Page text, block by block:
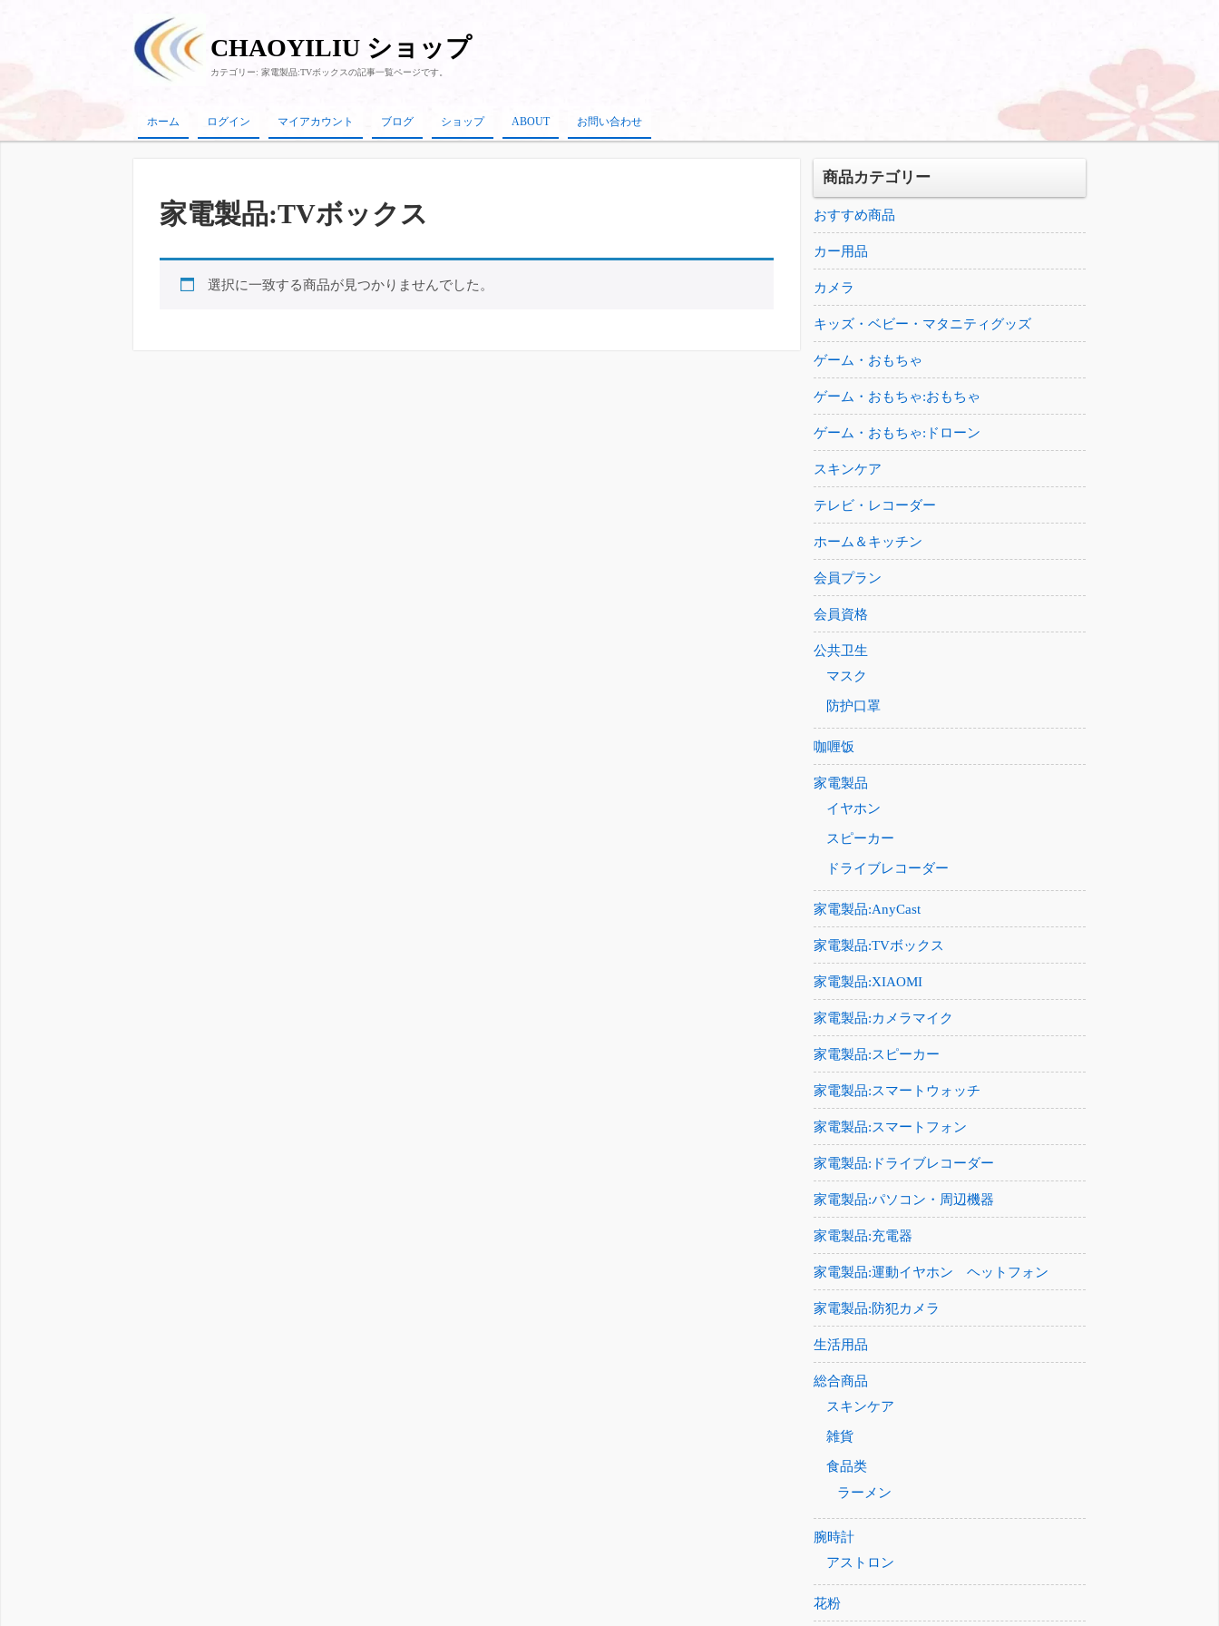
CHAOYILIU ショップ
カテゴリー: 家電製品:TVボックスの記事一覧ページです。
ホーム ログイン マイアカウント ブログ ショップ ABOUT お問い合わせ
家電製品:TVボックス
選択に一致する商品が見つかりませんでした。
商品カテゴリー
おすすめ商品
カー用品
カメラ
キッズ・ベビー・マタニティグッズ
ゲーム・おもちゃ
ゲーム・おもちゃ:おもちゃ
ゲーム・おもちゃ:ドローン
スキンケア
テレビ・レコーダー
ホーム＆キッチン
会員プラン
会員資格
公共卫生
マスク
防护口罩
咖喱饭
家電製品
イヤホン
スピーカー
ドライブレコーダー
家電製品:AnyCast
家電製品:TVボックス
家電製品:XIAOMI
家電製品:カメラマイク
家電製品:スピーカー
家電製品:スマートウォッチ
家電製品:スマートフォン
家電製品:ドライブレコーダー
家電製品:パソコン・周辺機器
家電製品:充電器
家電製品:運動イヤホン ヘットフォン
家電製品:防犯カメラ
生活用品
総合商品
スキンケア
雑貨
食品类
ラーメン
腕時計
アストロン
花粉